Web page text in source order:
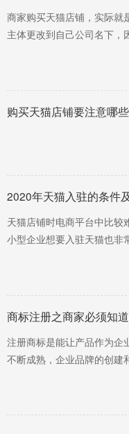
商家购买天猫店铺，实际就
主体更改到自己公司名下，
键一步，下面是广州卓海
购买天猫店铺要注意哪
2020年天猫入驻的条件
天猫店铺时电商平台中比较
小型企业想要入驻天猫也非
注的莫过于相关的条件和
商标注册之商家必须知
注册商标是能让产品作为企
不断成熟，企业品牌的创建
增值。因此，企业一定要
足发展。​商标注册有什么